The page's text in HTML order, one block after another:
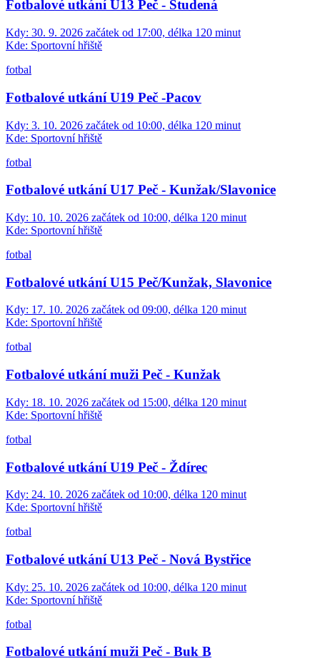
Fotbalové utkání U13 Peč - Studená
Kdy: 30. 9. 2026 začátek od 17:00, délka 120 minut
Kde: Sportovní hřiště
fotbal
Fotbalové utkání U19 Peč -Pacov
Kdy: 3. 10. 2026 začátek od 10:00, délka 120 minut
Kde: Sportovní hřiště
fotbal
Fotbalové utkání U17 Peč - Kunžak/Slavonice
Kdy: 10. 10. 2026 začátek od 10:00, délka 120 minut
Kde: Sportovní hřiště
fotbal
Fotbalové utkání U15 Peč/Kunžak, Slavonice
Kdy: 17. 10. 2026 začátek od 09:00, délka 120 minut
Kde: Sportovní hřiště
fotbal
Fotbalové utkání muži Peč - Kunžak
Kdy: 18. 10. 2026 začátek od 15:00, délka 120 minut
Kde: Sportovní hřiště
fotbal
Fotbalové utkání U19 Peč - Ždírec
Kdy: 24. 10. 2026 začátek od 10:00, délka 120 minut
Kde: Sportovní hřiště
fotbal
Fotbalové utkání U13 Peč - Nová Bystřice
Kdy: 25. 10. 2026 začátek od 10:00, délka 120 minut
Kde: Sportovní hřiště
fotbal
Fotbalové utkání muži Peč - Buk B